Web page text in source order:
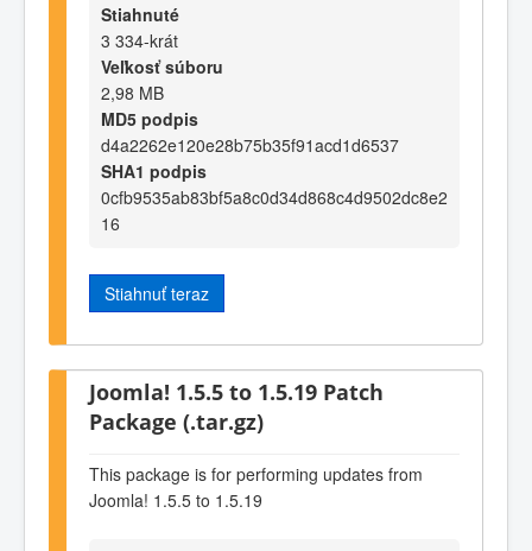
Stiahnuté
3 334-krát
Veľkosť súboru
2,98 MB
MD5 podpis
d4a2262e120e28b75b35f91acd1d6537
SHA1 podpis
0cfb9535ab83bf5a8c0d34d868c4d9502dc8e2
16
Stiahnuť teraz
Joomla! 1.5.5 to 1.5.19 Patch
Package (.tar.gz)
This package is for performing updates from
Joomla! 1.5.5 to 1.5.19